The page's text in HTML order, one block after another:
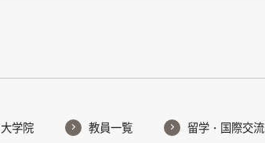
大学院 教員一覧 留学・国際交流